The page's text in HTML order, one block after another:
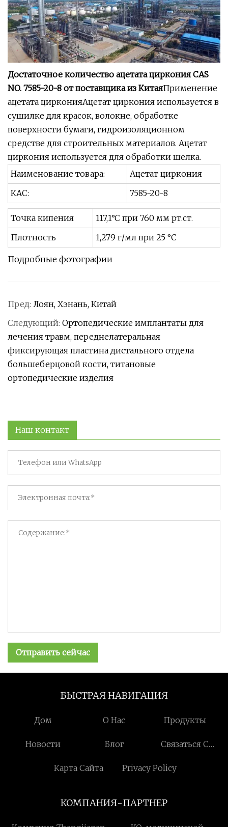
Достаточное количество ацетата циркония CAS
NO. 7585-20-8 от поставщика из КитаяПрименение
ацетата цирконияАцетат циркония используется в
сушилке для красок, волокне, обработке
поверхности бумаги, гидроизоляционном
средстве для строительных материалов. Ацетат
циркония используется для обработки шелка.
Наименование товара:
Ацетат циркония
КАС:
7585-20-8
Точка кипения
117,1°C при 760 мм рт.ст.
Плотность
1,279 г/мл при 25 °C
Подробные фотографии
Пред: Лоян, Хэнань, Китай
Следующий: Ортопедические имплантаты для
лечения травм, переднелатеральная
фиксирующая пластина дистального отдела
большеберцовой кости, титановые
ортопедические изделия
Наш контакт
Отправить сейчас
БЫСТРАЯ НАВИГАЦИЯ
Дом О Нас Продукты
Новости Блог
Связаться С
Карта Сайта
Privacy Policy
КОМПАНИЯ-ПАРТНЕР